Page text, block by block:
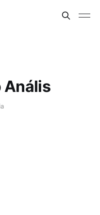
Anális